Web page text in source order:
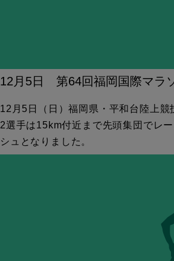
12月5日 第64回福岡国際マラ
12月5日（日）福岡県・平和台陸上
2選手は15km付近まで先頭集団でレ
シュとなりました。